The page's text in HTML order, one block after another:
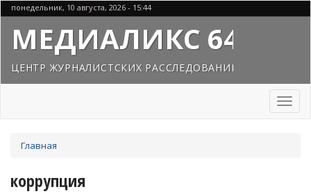
Перейти
к
основному
содержанию
понедельник, 10 августа, 2026 - 15:44
МЕДИАЛИКС 64
ЦЕНТР ЖУРНАЛИСТСКИХ РАССЛЕДОВАНИЙ
Toggle
здесь
Главная
коррупция